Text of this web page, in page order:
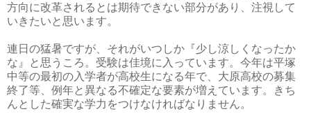
方向に改革されるとは期待できない部分があり、注視して
いきたいと思います。
連日の猛暑ですが、それがいつしか『少し涼しくなったか
な』と思うころ。受験は佳境に入っています。今年は平塚
中等の最初の入学者が高校生になる年で、大原高校の募集
終了等、例年と異なる不確定な要素が増えています。きち
んとした確実な学力をつけなければなりません。